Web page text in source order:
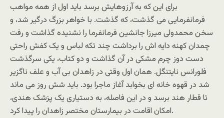
برای این که به آرزوهایش برسد باید اول از همه مواهب
فرمانفرمایی می گذشت، که گذشت. با خواهر بزرگ درگیر شد، و
سخن محمدولی میرزا جانشین فرمانفرما را نشنیده گذاشت و رفت
چمدان کهنه دایه اش را برداشت چند تکه لباس و یک کفش راحتی
دست دوز چرم مشکی در آن گذاشت و دو کتاب، یکی سرگذشت
فلورانس نایتنگل. همان اول وقتی در زاهدان بی آب و علف ناگزیر
شد در قهوه خانه ای بخوابد آغاز ماجرا بود. باید شش روز می ماند
تا قطار هند برسد و در این فاصله، به دستیاری یک پزشک هندی،
امکان اقامت در بیمارستان مختصر زاهدان را پیدا کرد.